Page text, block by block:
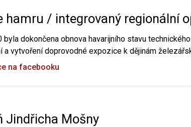
hamru / integrovaný regionální
byla dokončena obnova havarijního stavu
a vytvoření doprovodné expozice k dějinám
na facebooku
Jindřicha Mošny